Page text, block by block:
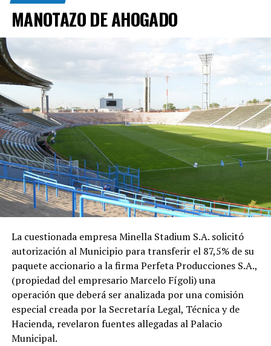
MANOTAZO DE AHOGADO
La cuestionada empresa Minella Stadium S.A. solicitó
autorización al Municipio para transferir el 87,5% de su
paquete accionario a la firma Perfeta Producciones S.A.,
(propiedad del empresario Marcelo Fígoli) una
operación que deberá ser analizada por una comisión
especial creada por la Secretaría Legal, Técnica y de
Hacienda, revelaron fuentes allegadas al Palacio
Municipal.